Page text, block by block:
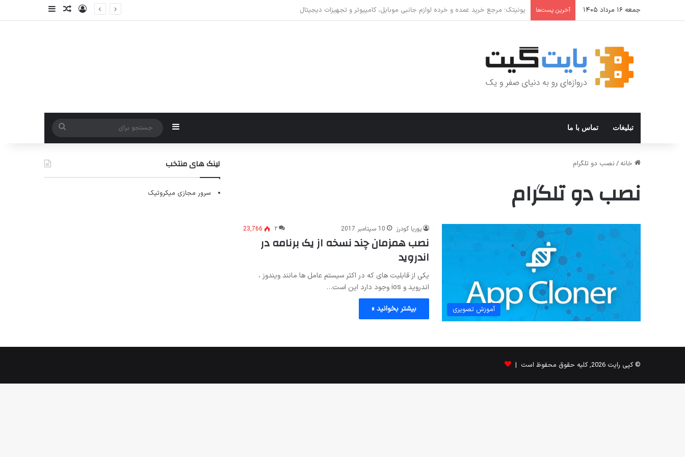
جمعه ۱۶ مرداد ۱۴۰۵ آخرین پست‌ها بررسی تخصصی: آیا واقعا شارژ سریع باتری را نابود می‌کند؟ راهکارهای عملی برای افزایش طول عمر باتری ورودنوشته تصادفی
سایدبار
تبلیغات تماس با ما سایدبار
جستجو
برای
خانه / نصب دو تلگرام
نصب دو تلگرام
آموزش تصویری
پوریا گودرز 10 سپتامبر 2017 ۲ 23,766
نصب همزمان چند نسخه از یک برنامه در
اندروید
یکی از قابلیت های که در اکثر سیستم عامل ها مانند ویندوز ،
اندروید و ios وجود دارد این است…
بیشتر بخوانید »
لینک های منتخب
سرور مجازی میکروتیک
© کپی رایت 2026, کلیه حقوق محفوظ است |